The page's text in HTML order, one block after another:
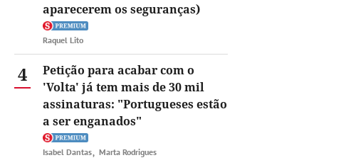
aparecerem os seguranças)
Raquel Lito
4
Petição para acabar com o
'Volta' já tem mais de 30 mil
assinaturas: "Portugueses estão
a ser enganados"
Isabel Dantas Marta Rodrigues